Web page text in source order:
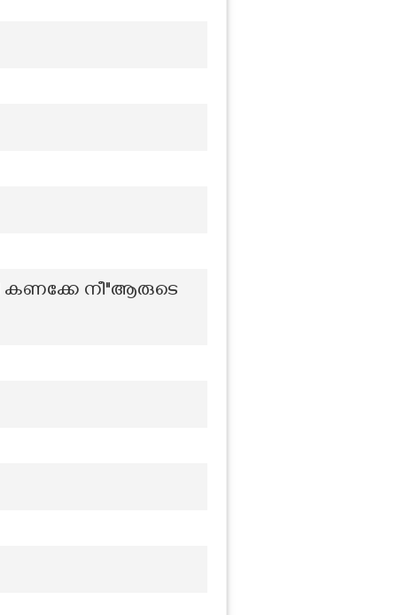
കണക്കേ നീ"ആരുടെ